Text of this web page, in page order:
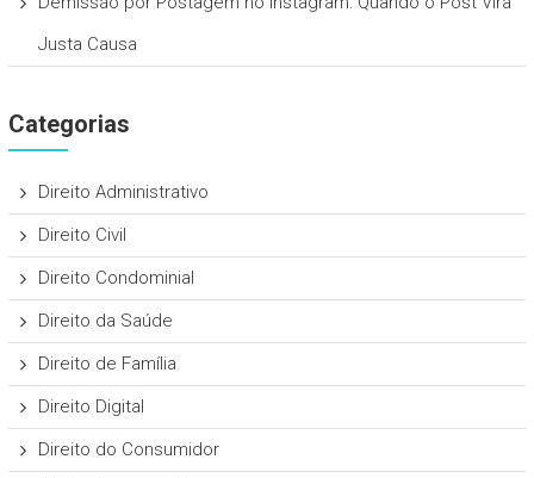
Justa Causa
Categorias
Direito Administrativo
Direito Civil
Direito Condominial
Direito da Saúde
Direito de Família
Direito Digital
Direito do Consumidor